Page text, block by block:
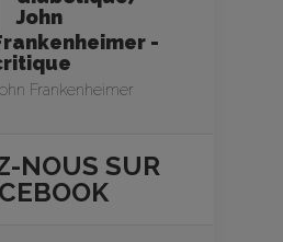
John
-
John Frankenheimer
NOUS SUR